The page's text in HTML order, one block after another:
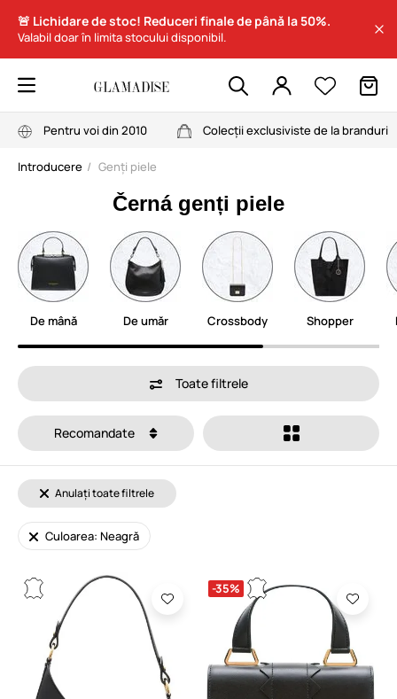
🚨 Lichidare de stoc! Reduceri finale de până la 50%.
Valabil doar în limita stocului disponibil.
Pentru voi din 2010 Colecții exclusiviste de la branduri
Introducere Genți piele
Černá genți piele
De mână De umăr Crossbody Shopper
Toate filtrele
Recomandate
Anulați toate filtrele
Culoarea: Neagră
-35%